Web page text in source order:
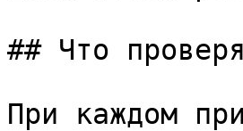
## Что
При каждом